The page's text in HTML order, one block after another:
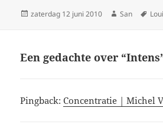
Geplaatst
zaterdag 12 juni 2010 Auteur
San
Een gedachte over
Pingback:Concentratie | Michel